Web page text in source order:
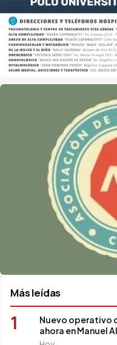
Asociación de
Más leídas
1
Nuevo operativo
ahora en Manuel